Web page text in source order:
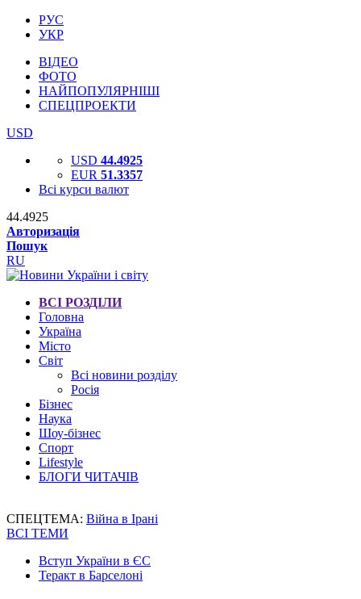
РУС
УКР
ВІДЕО
ФОТО
НАЙПОПУЛЯРНІШІ
СПЕЦПРОЕКТИ
USD
USD 44.4925
EUR 51.3357
Всі курси валют
44.4925
Авторизація
Пошук
RU
ВСІ РОЗДІЛИ
Головна
Україна
Місто
Світ
Всі новини розділу
Росія
Бізнес
Наука
Шоу-бізнес
Спорт
Lifestyle
БЛОГИ ЧИТАЧІВ
СПЕЦТЕМА: Війна в Ірані
ВСІ ТЕМИ
Вступ України в ЄС
Теракт в Барселоні